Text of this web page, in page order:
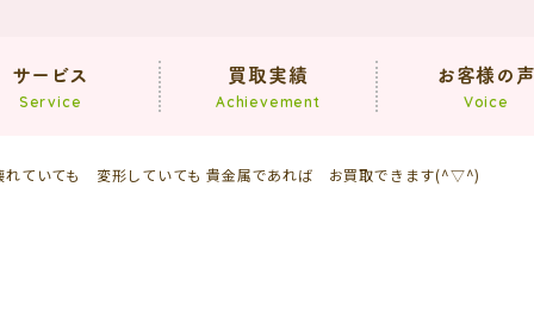
サービス
Service
買取
買取実績
Achievement
お客様の
Voice
ていても 変形していても 貴金属であれば お買取できます(^▽^)